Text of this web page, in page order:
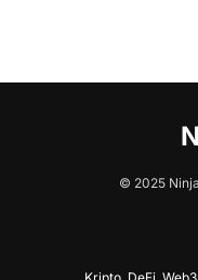
© 2025 Ninja